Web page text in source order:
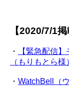
【2020/7/1
・
【緊急配信
（もりもとら様
・ WatchBell（